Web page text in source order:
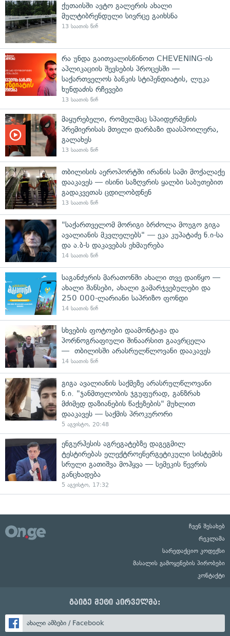
ქუთაისში ავტო გალერის ახალი
მულტიბრენდული სივრცე გაიხსნა
13 საათის წინ
რა უნდა გაითვალისწინოთ CHEVENING-ის
აპლიკაციის შევსების პროცესში —
საქართველოს ბანკის სტიპენდიატის, ლუკა
ხუნდაძის რჩევები
13 საათის წინ
მაყურებელი, რომელმაც სპაიდერმენის
პრემიერისას მთელი დარბაზი დაასპოილერა,
გალახეს
13 საათის წინ
თბილისის აეროპორტში ირანის სამი მოქალაქე
დააკავეს — ისინი საზღვრის ყალბი საბუთებით
გადაკვეთას ცდილობდნენ
13 საათის წინ
"საქართველომ მორიგი ბრძოლა მოუგო გიგა
ავალიანის მკვლელებს" — ეკა კუპატაძე ნ.ი-სა
და ა.ბ-ს დაკავებას ეხმაურება
14 საათის წინ
საგანძურის მარათონში ახალი თვე დაიწყო —
ახალი შანსები, ახალი გამარჯვებულები და
250 000-ლარიანი საპრიზო ფონდი
14 საათის წინ
სხვების ფოტოები დაამონტაჟა და
პორნოგრაფიული შინაარსით გაავრცელა
— თბილისში არასრულწლოვანი დააკავეს
14 საათის წინ
გიგა ავალიანის საქმეზე არასრულწლოვანი
ნ.ი. "ჯანმთელობის ჯგუფურად, განზრახ
მძიმედ დაზიანების წაქეზების" მუხლით
დააკავეს — საქმის პროკურორი
5 აგვისტო, 20:48
ენგურჰესის აგრეგატებზე დაგეგმილ
ტესტირებას ელექტროენერგეტიკული სისტემის
სრული გათიშვა მოჰყვა — სემეკის წევრის
განცხადება
5 აგვისტო, 17:32
ჩვენ შესახებ
რეკლამა
სარედაქციო კოდექსი
მასალის გამოყენების პირობები
კონტაქტი
გაიგე მეტი პირველმა:
ახალი ამბები / Facebook